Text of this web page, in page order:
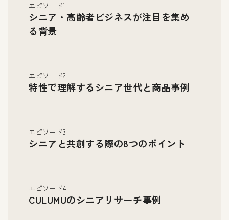
エピソード1
シニア・高齢者ビジネスが注目を集め
る背景
エピソード2
特性で理解するシニア世代と商品事例
エピソード3
シニアと共創する際の8つのポイント
エピソード4
CULUMUのシニアリサーチ事例